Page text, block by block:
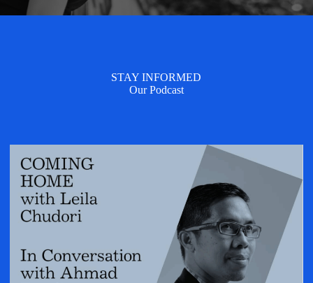
STAY INFORMED
Our Podcast